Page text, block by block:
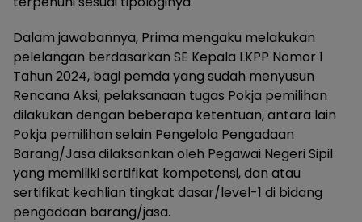
Dalam jawabannya, Prima mengaku melakukan
pelelangan berdasarkan SE Kepala LKPP Nomor 1
Tahun 2024, bagi pemda yang sudah menyusun
Rencana Aksi, pelaksanaan tugas Pokja pemilihan
dilakukan dengan beberapa ketentuan, antara lain
Pokja pemilihan selain Pengelola Pengadaan
Barang/Jasa dilaksankan oleh Pegawai Negeri Sipil
yang memiliki sertifikat kompetensi, dan atau
sertifikat keahlian tingkat dasar/level-1 di bidang
pengadaan barang/jasa.